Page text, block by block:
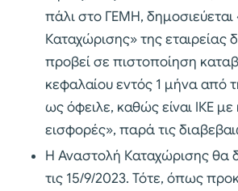
πάλι στο ΓΕΜΗ,
Καταχώρισης» της εταιρείας
προβεί σε πιστοποίηση
κεφαλαίου εντός 1 μήνα από
ως όφειλε, καθώς είναι ΙΚΕ
εισφορές», παρά τις
Η Αναστολή Καταχώρισης θα
τις 15/9/2023. Τότε, όπως